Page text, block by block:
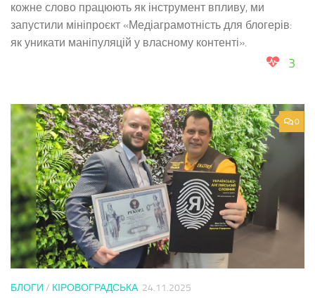
кожне слово працюють як інструмент впливу, ми
запустили мініпроєкт «Медіаграмотність для блогерів:
як уникати маніпуляцій у власному контенті».
3
0
БЛОГИ / КІРОВОГРАДСЬКА 24.11.2025